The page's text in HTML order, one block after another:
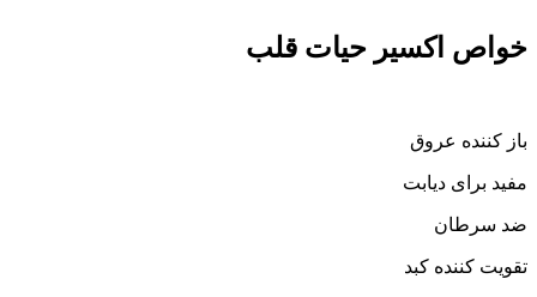
خواص اکسیر حیات قلب
باز کننده عروق
مفید برای دیابت
ضد سرطان
تقویت کننده کبد